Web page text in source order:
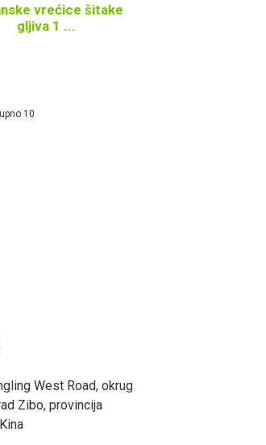
vrećice šitake
gljiva 1 ...
10
West Road, okrug
Zibo, provincija